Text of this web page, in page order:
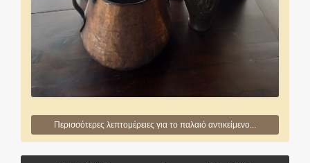
Περισσότερες λεπτομέρειες για το παλαιό αντικείμενο...